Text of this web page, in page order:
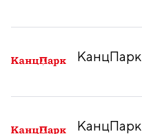
КанцПарк
КанцПарк